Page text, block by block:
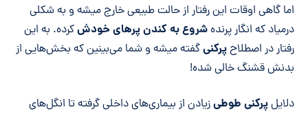
اما گاهی اوقات این رفتار از حالت طبیعی خارج میشه و به شکلی
درمیاد که انگار پرندهشروع به کندن پرهای خودشکرده. به این
رفتار در اصطلاحپرکنیگفته میشه و شما می‌بینین که بخش‌هایی از
بدنش قشنگ خالی شده!
دلایلپرکنی طوطیزیادن از بیماری‌های داخلی گرفته تا انگل‌های